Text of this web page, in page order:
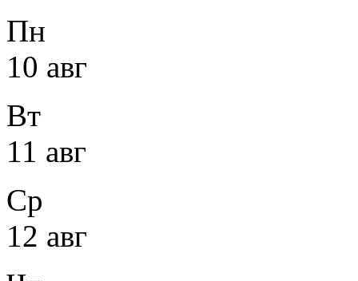
Пн
10 авг
Вт
11 авг
Ср
12 авг